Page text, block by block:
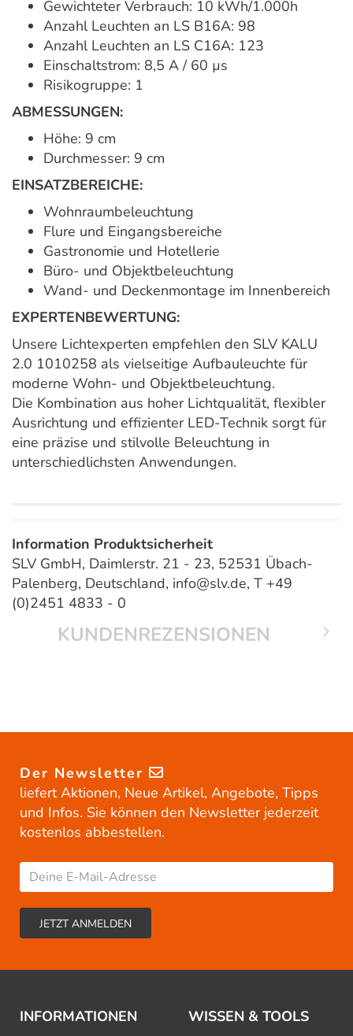
Gewichteter Verbrauch: 10 kWh/1.000h
Anzahl Leuchten an LS B16A: 98
Anzahl Leuchten an LS C16A: 123
Einschaltstrom: 8,5 A / 60 µs
Risikogruppe: 1
ABMESSUNGEN:
Höhe: 9 cm
Durchmesser: 9 cm
EINSATZBEREICHE:
Wohnraumbeleuchtung
Flure und Eingangsbereiche
Gastronomie und Hotellerie
Büro- und Objektbeleuchtung
Wand- und Deckenmontage im Innenbereich
EXPERTENBEWERTUNG:
Unsere Lichtexperten empfehlen den SLV KALU
2.0 1010258 als vielseitige Aufbauleuchte für
moderne Wohn- und Objektbeleuchtung.
Die Kombination aus hoher Lichtqualität, flexibler
Ausrichtung und effizienter LED-Technik sorgt für
eine präzise und stilvolle Beleuchtung in
unterschiedlichsten Anwendungen.
Information Produktsicherheit
SLV GmbH, Daimlerstr. 21 - 23, 52531 Übach-
Palenberg, Deutschland, info@slv.de, T +49
(0)2451 4833 - 0
KUNDENREZENSIONEN
Der Newsletter
liefert Aktionen, Neue Artikel, Angebote, Tipps
und Infos. Sie können den Newsletter jederzeit
kostenlos abbestellen.
INFORMATIONEN WISSEN & TOOLS